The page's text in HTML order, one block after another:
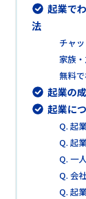
起業で
法
チャ
家族
無料
起業の
起業に
Q. 起
Q. 起
Q. 一
Q. 会
Q. 起